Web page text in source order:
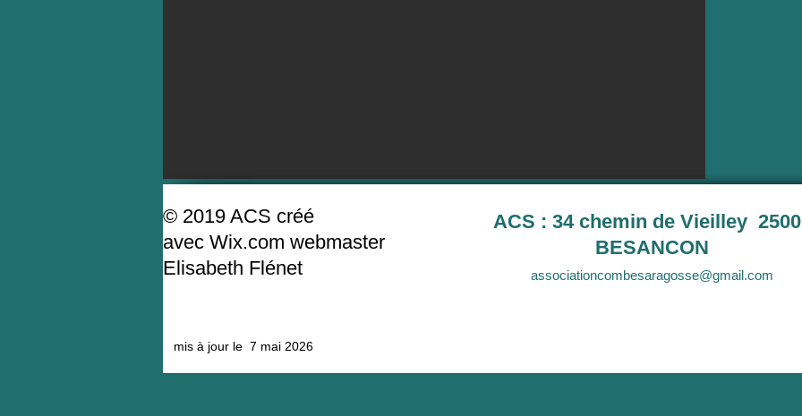
© 2019 ACS créé
avec Wix.com webmaster
Elisabeth Flénet
ACS : 34 chemin de Vieilley
BESANCON
associationcombesaragosse@gmail.com
mis à jour le 7 mai 2026